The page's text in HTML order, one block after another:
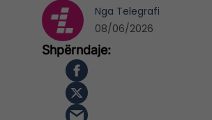
Nga Telegrafi
08/06/2026